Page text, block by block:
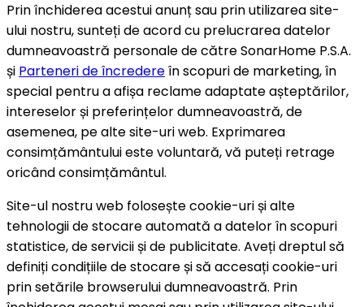
Prin închiderea acestui anunț sau prin utilizarea site-
ului nostru, sunteți de acord cu prelucrarea datelor
dumneavoastră personale de către SonarHome P.S.A.
și Parteneri de încredereîn scopuri de marketing, în
special pentru a afișa reclame adaptate așteptărilor,
intereselor și preferințelor dumneavoastră, de
asemenea, pe alte site-uri web. Exprimarea
consimțământului este voluntară, vă puteți retrage
oricând consimțământul.
Site-ul nostru web folosește cookie-uri și alte
tehnologii de stocare automată a datelor în scopuri
statistice, de servicii și de publicitate. Aveți dreptul să
definiți condițiile de stocare și să accesați cookie-uri
prin setările browserului dumneavoastră. Prin